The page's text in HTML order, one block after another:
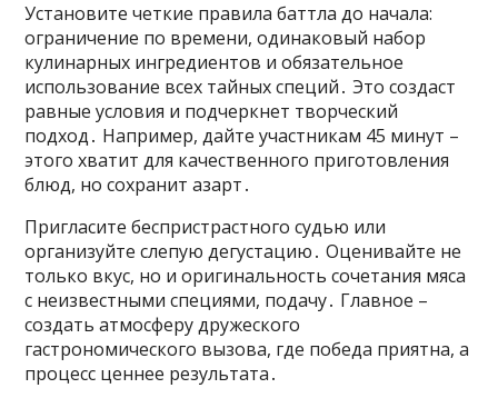
Установите четкие правила баттла до начала:
ограничение по времени, одинаковый набор
кулинарных ингредиентов и обязательное
использование всех тайных специй․ Это создаст
равные условия и подчеркнет творческий
подход․ Например, дайте участникам 45 минут –
этого хватит для качественного приготовления
блюд, но сохранит азарт․
Пригласите беспристрастного судью или
организуйте слепую дегустацию․ Оценивайте не
только вкус, но и оригинальность сочетания мяса
с неизвестными специями, подачу․ Главное –
создать атмосферу дружеского
гастрономического вызова, где победа приятна, а
процесс ценнее результата․